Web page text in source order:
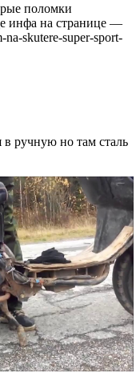
поломки
инфа на странице —
skutere-super-sport-
в ручную но там сталь